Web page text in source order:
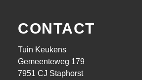
CONTACT
Tuin Keukens
Gemeenteweg 179
7951 CJ Staphorst